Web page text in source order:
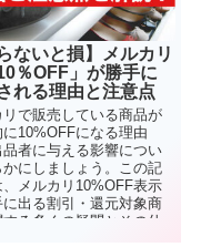
ないと損】メルカリ
％OFF」が勝手に
れる理由と注意点
リで販売している商品が
に10%OFFになる理由
品者に与える影響につい
かにしましょう。この記
、メルカリ10%OFF表示
に出る割引・還元対象商
する多くの疑問とその仕